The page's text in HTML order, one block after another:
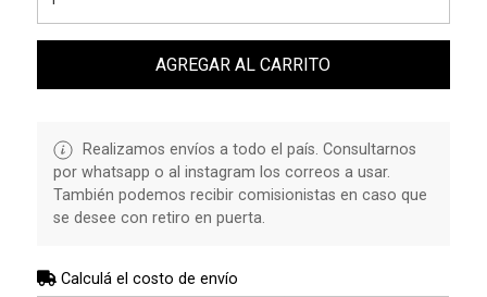
AGREGAR AL CARRITO
Realizamos envíos a todo el país. Consultarnos
por whatsapp o al instagram los correos a usar.
También podemos recibir comisionistas en caso que
se desee con retiro en puerta.
Calculá el costo de envío